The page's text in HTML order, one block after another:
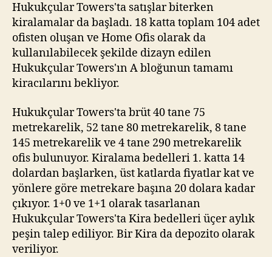
Hukukçular Towers'ta satışlar biterken
kiralamalar da başladı. 18 katta toplam 104 adet
ofisten oluşan ve Home Ofis olarak da
kullanılabilecek şekilde dizayn edilen
Hukukçular Towers'ın A bloğunun tamamı
kiracılarını bekliyor.
Hukukçular Towers'ta brüt 40 tane 75
metrekarelik, 52 tane 80 metrekarelik, 8 tane
145 metrekarelik ve 4 tane 290 metrekarelik
ofis bulunuyor. Kiralama bedelleri 1. katta 14
dolardan başlarken, üst katlarda fiyatlar kat ve
yönlere göre metrekare başına 20 dolara kadar
çıkıyor. 1+0 ve 1+1 olarak tasarlanan
Hukukçular Towers'ta Kira bedelleri üçer aylık
peşin talep ediliyor. Bir Kira da depozito olarak
veriliyor.